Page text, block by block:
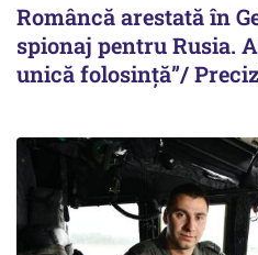
Româncă arestată în
spionaj pentru Rusia.
unică folosință”/